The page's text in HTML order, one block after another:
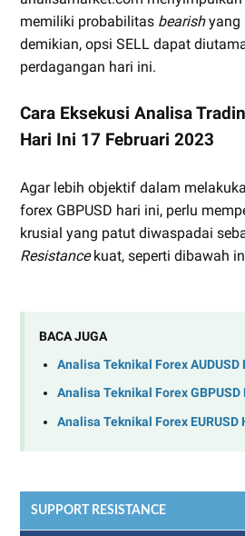
memiliki probabilitas bearishyang
demikian, opsi SELL dapat
perdagangan hari ini.
Cara Eksekusi Analisa
Hari Ini 17 Februari 2023
Agar lebih objektif dalam
forex GBPUSD hari ini, perlu
krusial yang patut diwaspadai
Resistancekuat, seperti dibawah
BACA JUGA
Analisa Teknikal Forex
Analisa Teknikal Forex
Analisa Teknikal Forex
SUPPORT RESISTANCE